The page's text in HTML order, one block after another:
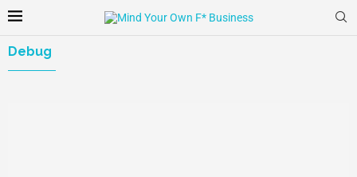
Debug